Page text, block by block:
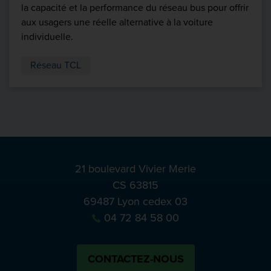
la capacité et la performance du réseau bus pour offrir
aux usagers une réelle alternative à la voiture
individuelle.
Réseau TCL
21 boulevard Vivier Merle
CS 63815
69487 Lyon cedex 03
04 72 84 58 00
CONTACTEZ-NOUS